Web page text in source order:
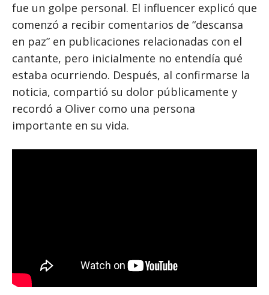
fue un golpe personal. El influencer explicó que
comenzó a recibir comentarios de “descansa
en paz” en publicaciones relacionadas con el
cantante, pero inicialmente no entendía qué
estaba ocurriendo. Después, al confirmarse la
noticia, compartió su dolor públicamente y
recordó a Oliver como una persona
importante en su vida.